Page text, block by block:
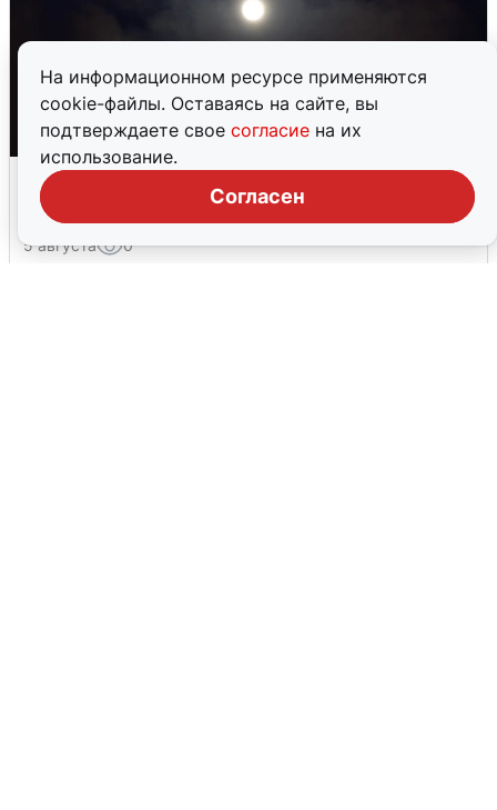
На информационном ресурсе применяются
cookie-файлы. Оставаясь на сайте, вы
подтверждаете свое согласие на их
использование.
Согласен
Взрывы в Воронеже после сигнала
тревоги
5 августа 0